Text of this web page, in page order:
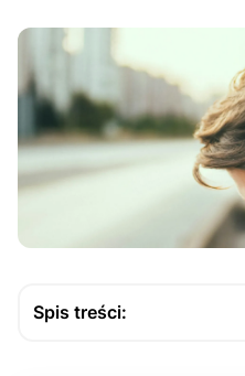
Spis treści: